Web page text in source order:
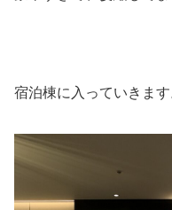
宿泊棟に入っていきます